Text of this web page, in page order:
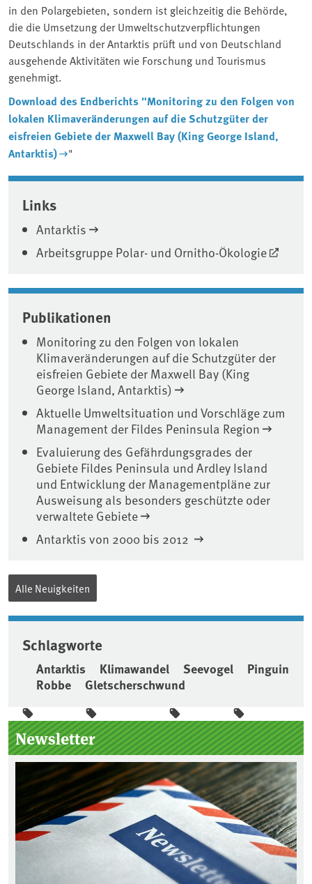
in den Polargebieten, sondern ist gleichzeitig die Behörde,
die die Umsetzung der Umweltschutzverpflichtungen
Deutschlands in der Antarktis prüft und von Deutschland
ausgehende Aktivitäten wie Forschung und Tourismus
genehmigt.
Download des Endberichts "Monitoring zu den Folgen von
lokalen Klimaveränderungen auf die Schutzgüter der
eisfreien Gebiete der Maxwell Bay (King George Island,
Antarktis)
"
Associated content
Links
Antarktis
Arbeitsgruppe Polar- und Ornitho-Ökologie
Publikationen
Monitoring zu den Folgen von lokalen
Klimaveränderungen auf die Schutzgüter der
eisfreien Gebiete der Maxwell Bay (King
George Island, Antarktis)
Aktuelle Umweltsituation und Vorschläge zum
Management der Fildes Peninsula Region
Evaluierung des Gefährdungsgrades der
Gebiete Fildes Peninsula und Ardley Island
und Entwicklung der Managementpläne zur
Ausweisung als besonders geschützte oder
verwaltete Gebiete
Antarktis von 2000 bis 2012
Alle Neuigkeiten
Schlagworte
Antarktis Klimawandel Seevogel
Pinguin
Robbe
Gletscherschwund
Seitenleiste
Newsletter